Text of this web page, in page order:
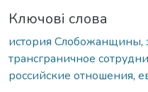
Ключові слова
история Слобожанщины,
трансграничное
российские отношения,